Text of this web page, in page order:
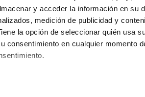
y acceder la información en su
medición de publicidad y
la opción de seleccionar quién usa
consentimiento en cualquier momento